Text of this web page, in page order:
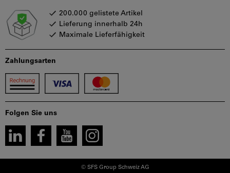
Folgen Sie uns
Zahlungsarten
200.000 gelistete Artikel
Lieferung innerhalb 24h
Maximale Lieferfähigkeit
© SFS Group Schweiz AG